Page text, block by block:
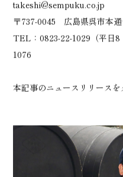
takeshi@sempuku.co.jp
〒737-0045 広島県呉市本
TEL：0823-22-1029（平日
1076
本記事のニュースリリース